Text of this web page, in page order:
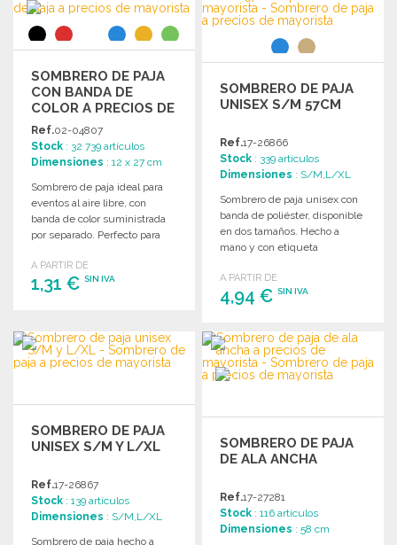
Solicitar un presupuesto
SOMBRERO DE PAJA
CON BANDA DE
COLOR A PRECIOS DE
MAYORISTA
Ref.02-04807
Stock : 32 739 artículos
Dimensiones : 12 x 27 cm
Sombrero de paja ideal para
eventos al aire libre, con
banda de color suministrada
por separado. Perfecto para
A PARTIR DE
1,31 € SIN IVA
Solicitar un presupuesto
SOMBRERO DE PAJA
UNISEX S/M 57CM
Ref.17-26866
Stock : 339 artículos
Dimensiones : S/M,L/XL
Sombrero de paja unisex con
banda de poliéster, disponible
en dos tamaños. Hecho a
mano y con etiqueta
A PARTIR DE
4,94 €SIN IVA
PEDIR
Solicitar un presupuesto
SOMBRERO DE PAJA
UNISEX S/M Y L/XL
Ref.17-26867
Stock : 139 artículos
Dimensiones : S/M,L/XL
Sombrero de paja hecho a
SOMBRERO DE PAJA
DE ALA ANCHA
Ref.17-27281
Stock : 116 artículos
Dimensiones : 58 cm